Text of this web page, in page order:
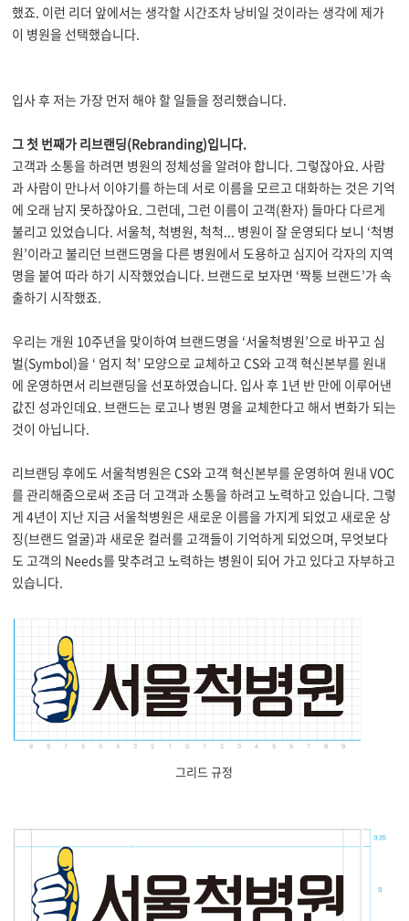
했죠. 이런 리더 앞에서는 생각할 시간조차 낭비일 것이라는 생각에 제가
이 병원을 선택했습니다.
입사 후 저는 가장 먼저 해야 할 일들을 정리했습니다.
그 첫 번째가 리브랜딩(Rebranding)입니다.
고객과 소통을 하려면 병원의 정체성을 알려야 합니다. 그렇잖아요. 사람
과 사람이 만나서 이야기를 하는데 서로 이름을 모르고 대화하는 것은 기억
에 오래 남지 못하잖아요. 그런데, 그런 이름이 고객(환자) 들마다 다르게
불리고 있었습니다. 서울척, 척병원, 척척... 병원이 잘 운영되다 보니 ‘척병
원’이라고 불리던 브랜드명을 다른 병원에서 도용하고 심지어 각자의 지역
명을 붙여 따라 하기 시작했었습니다. 브랜드로 보자면 ‘짝퉁 브랜드’가 속
출하기 시작했죠.
우리는 개원 10주년을 맞이하여 브랜드명을 ‘서울척병원’으로 바꾸고 심
벌(Symbol)을 ‘ 엄지 척’ 모양으로 교체하고 CS와 고객 혁신본부를 원내
에 운영하면서 리브랜딩을 선포하였습니다. 입사 후 1년 반 만에 이루어낸
값진 성과인데요. 브랜드는 로고나 병원 명을 교체한다고 해서 변화가 되는
것이 아닙니다.
리브랜딩 후에도 서울척병원은 CS와 고객 혁신본부를 운영하여 원내 VOC
를 관리해줌으로써 조금 더 고객과 소통을 하려고 노력하고 있습니다. 그렇
게 4년이 지난 지금 서울척병원은 새로운 이름을 가지게 되었고 새로운 상
징(브랜드 얼굴)과 새로운 컬러를 고객들이 기억하게 되었으며, 무엇보다
도 고객의 Needs를 맞추려고 노력하는 병원이 되어 가고 있다고 자부하고
있습니다.
그리드 규정